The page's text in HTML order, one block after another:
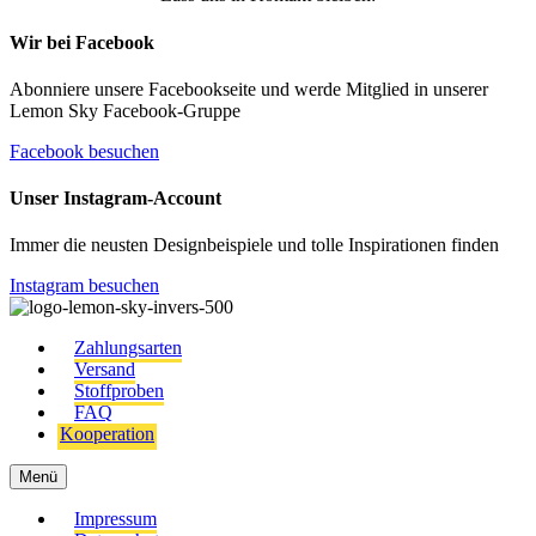
Wir bei Facebook
Abonniere unsere Facebookseite und werde Mitglied in unserer
Lemon Sky Facebook-Gruppe
Facebook besuchen
Unser Instagram-Account
Immer die neusten Designbeispiele und tolle Inspirationen finden
Instagram besuchen
Zahlungsarten
Versand
Stoffproben
FAQ
Kooperation
Menü
Impressum